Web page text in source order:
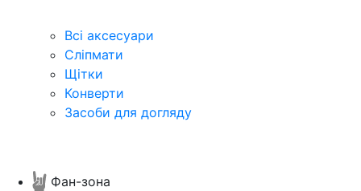
Всі аксесуари
Сліпмати
Щітки
Конверти
Засоби для догляду
Фан-зона